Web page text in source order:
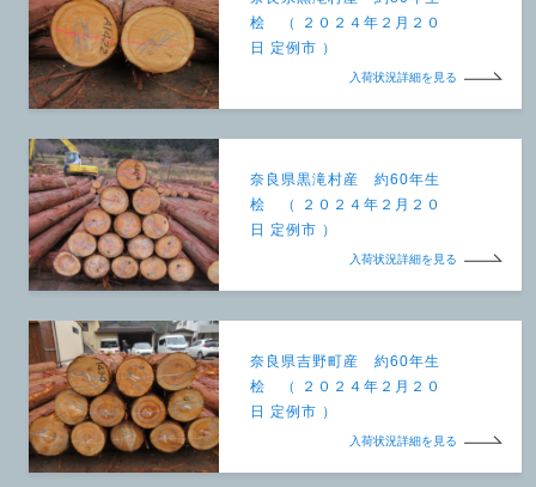
桧 （ ２０２４年２月２０
日 定例市 ）
入荷状況詳細を見る
奈良県黒滝村産 約60年生
桧 （ ２０２４年２月２０
日 定例市 ）
入荷状況詳細を見る
奈良県吉野町産 約60年生
桧 （ ２０２４年２月２０
日 定例市 ）
入荷状況詳細を見る